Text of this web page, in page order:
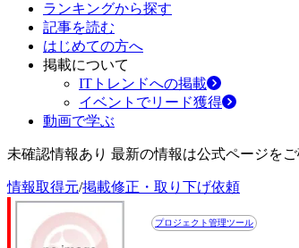
ランキングから探す
記事を読む
はじめての方へ
掲載について
ITトレンドへの掲載
イベントでリード獲得
動画で学ぶ
未確認情報あり 最新の情報は公式ページを
情報取得元/掲載修正・取り下げ依頼
プロジェクト管理ツール